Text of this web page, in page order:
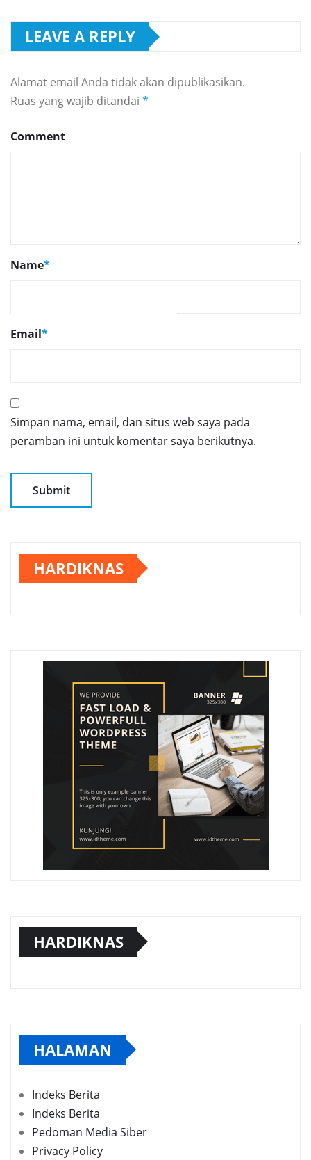
LEAVE A REPLY
Alamat email Anda tidak akan dipublikasikan.
Ruas yang wajib ditandai *
Comment
Name*
Email*
Simpan nama, email, dan situs web saya pada
peramban ini untuk komentar saya berikutnya.
HARDIKNAS
HARDIKNAS
HALAMAN
Indeks Berita
Indeks Berita
Pedoman Media Siber
Privacy Policy